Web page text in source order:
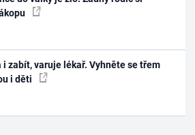
zabít, varuje lékař. Vyhněte se třem
i děti